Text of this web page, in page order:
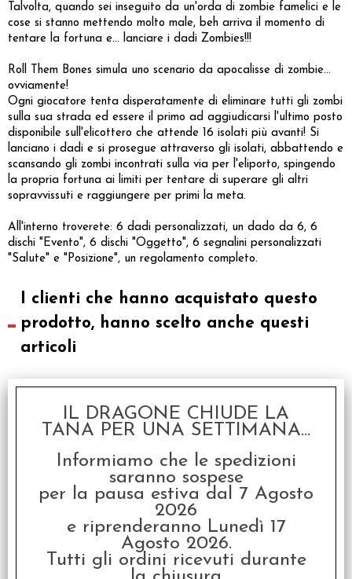
Talvolta, quando sei inseguito da un'orda di zombie famelici e le
cose si stanno mettendo molto male, beh arriva il momento di
tentare la fortuna e... lanciare i dadi Zombies!!!
Roll Them Bones simula uno scenario da apocalisse di zombie...
ovviamente!
Ogni giocatore tenta disperatamente di eliminare tutti gli zombi
sulla sua strada ed essere il primo ad aggiudicarsi l'ultimo posto
disponibile sull'elicottero che attende 16 isolati più avanti! Si
lanciano i dadi e si prosegue attraverso gli isolati, abbattendo e
scansando gli zombi incontrati sulla via per l'eliporto, spingendo
la propria fortuna ai limiti per tentare di superare gli altri
sopravvissuti e raggiungere per primi la meta.
All'interno troverete: 6 dadi personalizzati, un dado da 6, 6
dischi "Evento", 6 dischi "Oggetto", 6 segnalini personalizzati
"Salute" e "Posizione", un regolamento completo.
I clienti che hanno acquistato questo
prodotto, hanno scelto anche questi
articoli
Zombi!!! 6 - Tre Metri
Sotto Terra
€15,00
IL DRAGONE CHIUDE LA
TANA PER UNA SETTIMANA...
Informiamo che le spedizioni
saranno sospese
per la pausa estiva dal 7 Agosto
2026
e riprenderanno Lunedì 17
Agosto 2026.
Tutti gli ordini ricevuti durante